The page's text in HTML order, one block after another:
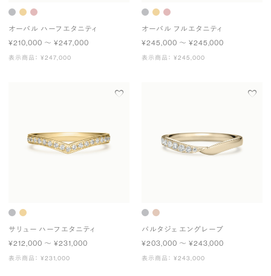
オーバル ハーフエタニティ
¥210,000 〜 ¥247,000
表示商品： ¥247,000
オーバル フルエタニティ
¥245,000 〜 ¥245,000
表示商品： ¥245,000
サリュー ハーフエタニティ
¥212,000 〜 ¥231,000
表示商品： ¥231,000
パルタジェ エングレーブ
¥203,000 〜 ¥243,000
表示商品： ¥243,000